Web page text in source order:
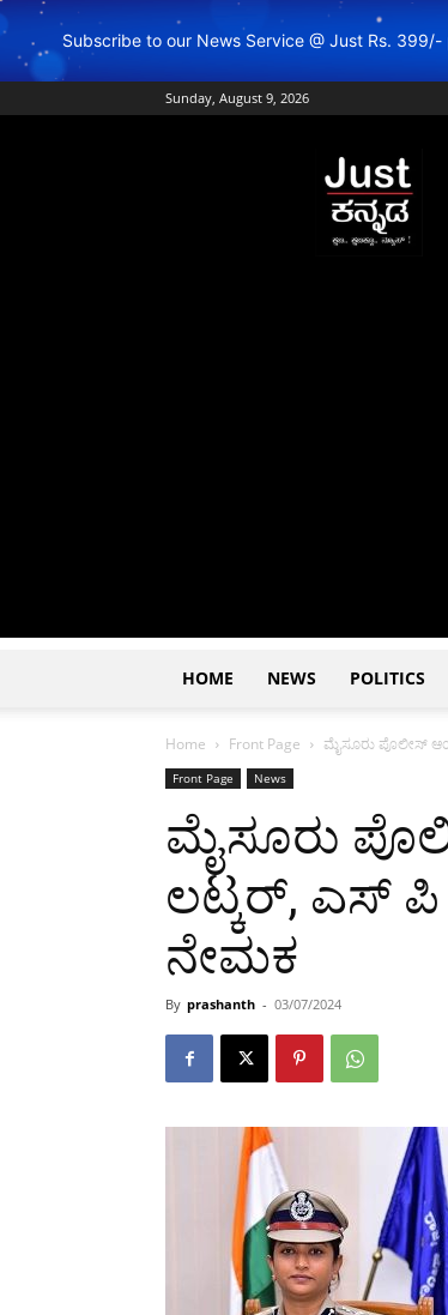
Subscribe to our News Service @ Just Rs.
Sunday, August 9, 2026
Just
Kannada
–
Online
|
ಕನ್ನಡ
HOME NEWS POLITICS
Home Front Page ಮೈಸೂರು ಪೊಲೀಸ್
Front Page News
ಮೈಸೂರು
ಲಟ್ಕರ್, ಎಸ್ ಪಿ
ನೇಮಕ
By prashanth - 03/07/2024